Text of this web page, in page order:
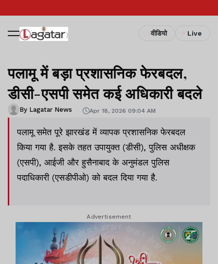
वीडियो Live
पलामू में बड़ा प्रशासनिक फेरबदल,
डीसी-एसपी समेत कई अधिकारी बदले
By Lagatar News Apr 18, 2026 09:04 AM
पलामू समेत पूरे झारखंड में व्यापक प्रशासनिक फेरबदल
किया गया है. इसके तहत उपायुक्त (डीसी), पुलिस अधीक्षक
(एसपी), आईजी और हुसैनाबाद के अनुमंडल पुलिस
पदाधिकारी (एसडीपीओ) को बदल दिया गया है.
Advertisement